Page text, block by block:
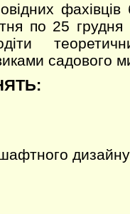
фахівців
по 25
садового